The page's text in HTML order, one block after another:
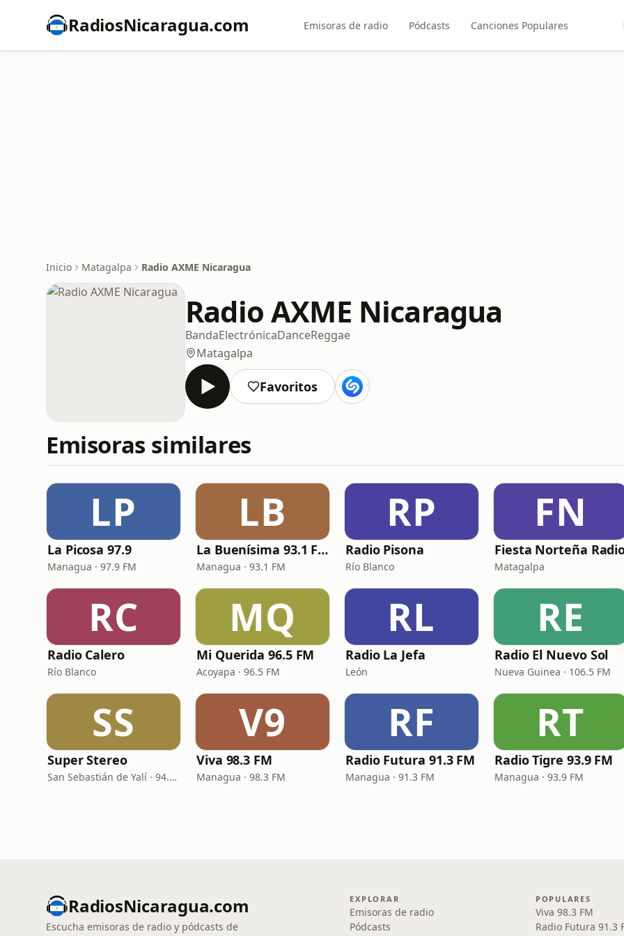
RadiosNicaragua.com Emisoras de radio Pódcasts Canciones Populares
Inicio Matagalpa Radio AXME Nicaragua
Radio AXME Nicaragua
BandaElectrónicaDanceReggae
Matagalpa
Favoritos
Emisoras similares
LP
La Picosa 97.9
Managua · 97.9 FM
LB
La Buenísima 93.1 FM
Managua · 93.1 FM
RP
Radio Pisona
Río Blanco
FN
Fiesta Norteña
Matagalpa
RC
Radio Calero
Río Blanco
MQ
Mi Querida 96.5 FM
Acoyapa · 96.5 FM
RL
Radio La Jefa
León
RE
Radio El Nuevo Sol
Nueva Guinea · 106.5 FM
SS
Super Stereo
San Sebastián de Yalí · 94.7 FM
V9
Viva 98.3 FM
Managua · 98.3 FM
RF
Radio Futura 91.3 FM
Managua · 91.3 FM
RT
Radio Tigre 93.9 FM
Managua · 93.9 FM
RadiosNicaragua.com
Escucha emisoras de radio y pódcasts de
EXPLORAR
Emisoras de radio
Pódcasts
POPULARES
Viva 98.3 FM
Radio Futura 91.3